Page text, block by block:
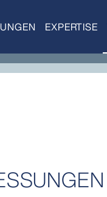
EXPERTISE